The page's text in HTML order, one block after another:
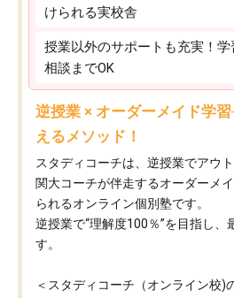
けられる実校舎
授業以外のサポートも充実！
相談までOK
逆授業 × オーダーメイド学
えるメソッド！
スタディコーチは、逆授業でアウ
関大コーチが伴走するオーダーメ
られるオンライン個別塾です。
逆授業で“理解度100％”を目指し、
す。
＜スタディコーチ（オンライン校)